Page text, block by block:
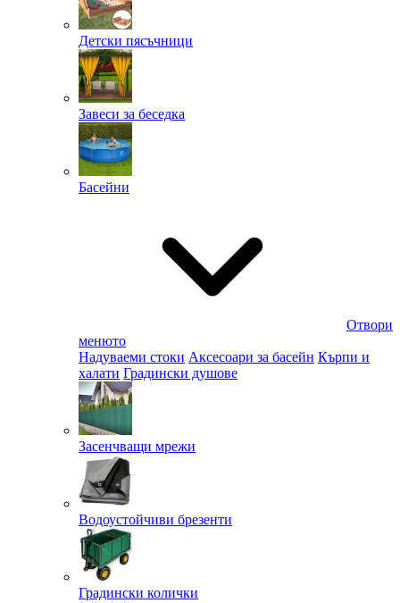
Детски пясъчници
Завеси за беседка
Басейни
Отвори
менюто
Надуваеми стоки Аксесоари за басейн Кърпи и
халати Градински душове
Засенчващи мрежи
Водоустойчиви брезенти
Градински колички